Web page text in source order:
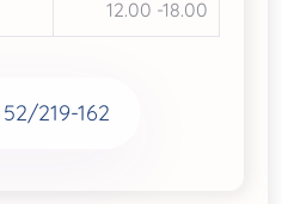
12.00 -18.00
219-162